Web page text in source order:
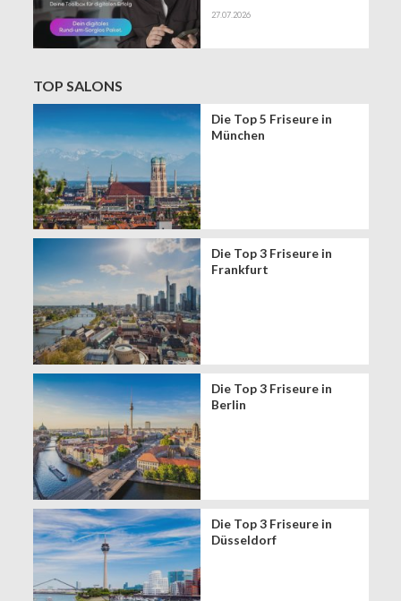
EXKLUSIVEN BUSINESS-
27.07.2026
TOP SALONS
Die Top 5 Friseure in
München
Die Top 3 Friseure in
Frankfurt
Die Top 3 Friseure in
Berlin
Die Top 3 Friseure in
Düsseldorf